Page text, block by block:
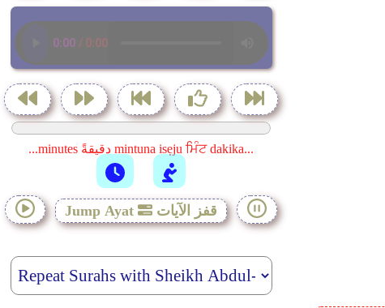
...minutes دقيقةً mintuna isẹju ਮਿੰਟ dakika...
Jump Ayat قفز الآيات